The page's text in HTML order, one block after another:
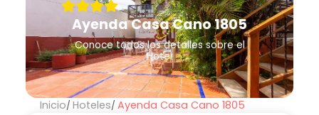
Ayenda Casa Cano 1805
Conoce todos los detalles sobre el
Hotel
Inicio Hoteles Ayenda Casa Cano 1805